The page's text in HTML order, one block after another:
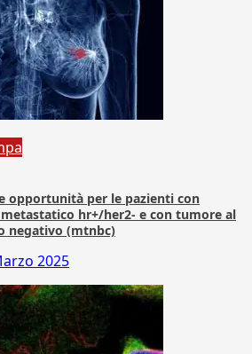
opportunità per le pazienti con
hr+/her2- e con tumore al
negativo (mtnbc)
2025